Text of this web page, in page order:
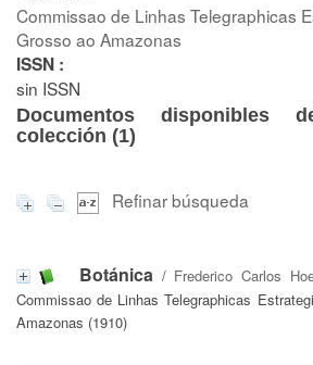
Commissao de Linhas Telegraphicas
Grosso ao Amazonas
ISSN :
sin ISSN
Documentos disponibles
colección (1)
Refinar búsqueda
Botánica/ Frederico Carlos
Commissao de Linhas Telegraphicas
Amazonas (1910)